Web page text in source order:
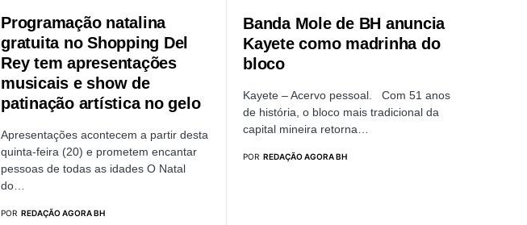
Programação natalina
gratuita no Shopping Del
Rey tem apresentações
musicais e show de
patinação artística no gelo
Apresentações acontecem a partir desta
quinta-feira (20) e prometem encantar
pessoas de todas as idades O Natal
do…
POR REDAÇÃO AGORA BH
Banda Mole de BH anuncia
Kayete como madrinha do
bloco
Kayete – Acervo pessoal. Com 51 anos
de história, o bloco mais tradicional da
capital mineira retorna…
POR REDAÇÃO AGORA BH